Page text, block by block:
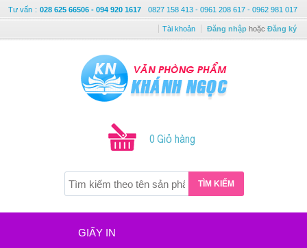
Tư vấn : 028 625 66506 - 094 920 1617 0827 158 413 - 0961 208 617 - 0962 981 017
Tài khoản Đăng nhập hoặc Đăng ký
0 Giỏ hàng
TÌM KIẾM
GIẤY IN